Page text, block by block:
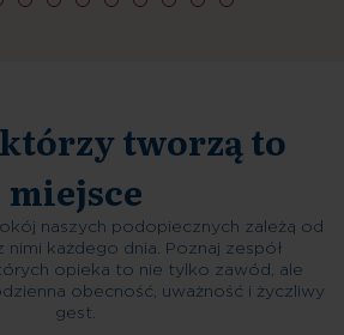
tworzą to
miejsce
naszych podopiecznych zależą od
nimi każdego dnia. Poznaj zespół
opieka to nie tylko zawód, ale
obecność, uważność i życzliwy
gest.